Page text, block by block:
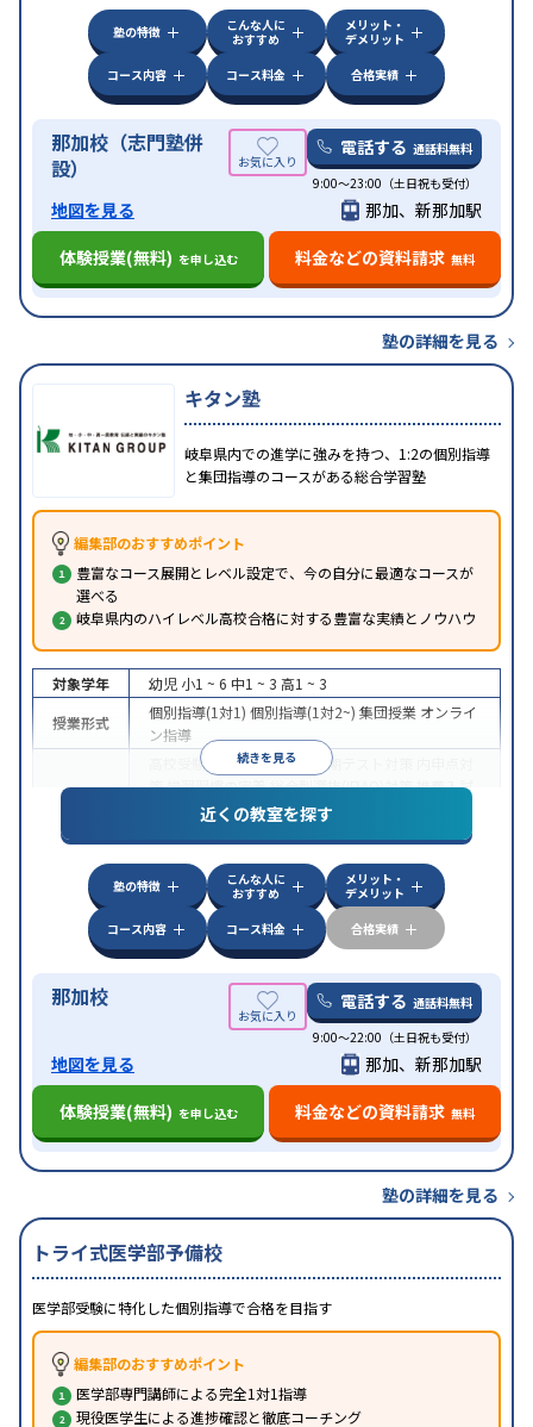
塾の特徴
こんな人に
おすすめ
メリット・
デメリット
コース内容
コース料金 合格実績
那加校（志門塾併
設）
電話する 通話料無料
9:00～23:00（土日祝も受付）
地図を見る
那加、新那加駅
体験授業(無料) を申し込む 料金などの資料請求 無料
塾の詳細を見る
キタン塾
岐阜県内での進学に強みを持つ、1:2の個別指導
と集団指導のコースがある総合学習塾
編集部のおすすめポイント
豊富なコース展開とレベル設定で、今の自分に最適なコースが
選べる
岐阜県内のハイレベル高校合格に対する豊富な実績とノウハウ
続きを見る
対象学年 幼児 小1 ~ 6 中1 ~ 3 高1 ~ 3
授業形式
個別指導(1対1) 個別指導(1対2~) 集団授業 オンライ
ン指導
高校受験 大学受験授業・定期テスト対策
策学習習慣の定着総合型選抜(旧AO)対策推薦入試
学校別特化対策英検(英語検定)対策
その
特徴
中高一貫校生に対応授業の振替可能 不登校生に対
1科目から受講可能 季節講習のみの受講可発達
障害の子どもに対応自習室あり
近くの教室を探す
塾の特徴
こんな人に
おすすめ
メリット・
デメリット
コース内容
コース料金 合格実績
那加校 電話する 通話料無料
9:00～22:00（土日祝も受付）
地図を見る
那加、新那加駅
体験授業(無料) を申し込む 料金などの資料請求 無料
塾の詳細を見る
トライ式医学部予備校
医学部受験に特化した個別指導で合格を目指す
編集部のおすすめポイント
医学部専門講師による完全1対1指導
現役医学生による進捗確認と徹底コーチング